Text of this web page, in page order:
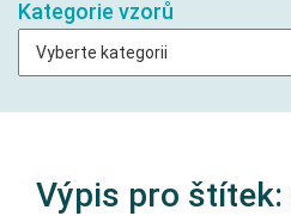
Kategorie vzorů
Výpis pro štítek: